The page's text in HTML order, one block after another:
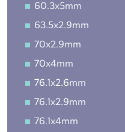
60.3x5mm
63.5x2.9mm
70x2.9mm
70x4mm
76.1x2.6mm
76.1x2.9mm
76.1x4mm